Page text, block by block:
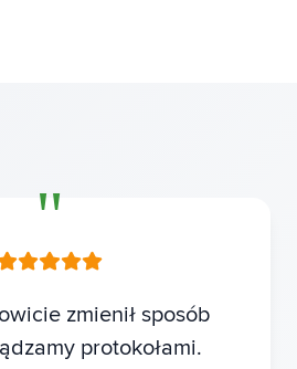
zmienił sposób
protokołami.